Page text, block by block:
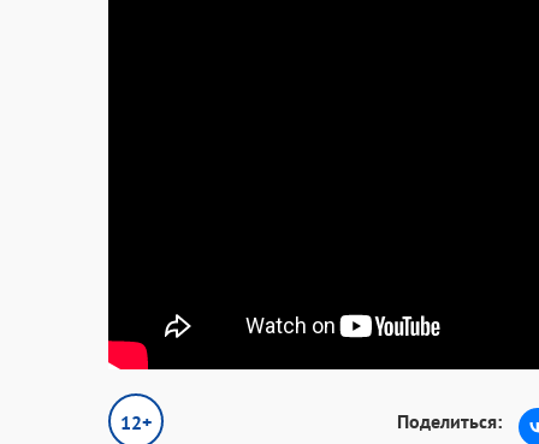
12+ Поделиться: